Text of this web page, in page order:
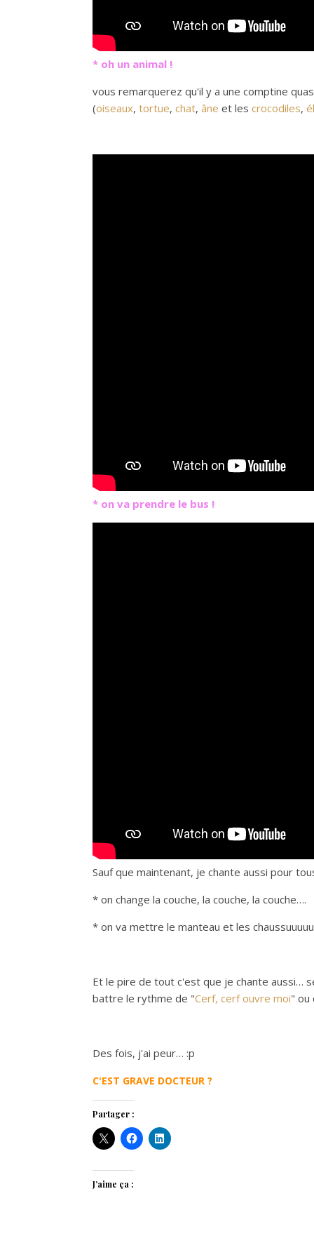
* oh un animal !
vous remarquerez qu'il y a une comptine
(oiseaux, tortue, chat, âne et les crocodiles,
* on va prendre le bus !
Sauf que maintenant, je chante aussi pour
* on change la couche, la couche, la couche….
* on va mettre le manteau et les
Et le pire de tout c'est que je chante aussi…
battre le rythme de "Cerf, cerf ouvre moi" ou
Des fois, j'ai peur… :p
C'EST GRAVE DOCTEUR ?
Partager :
J’aime ça :